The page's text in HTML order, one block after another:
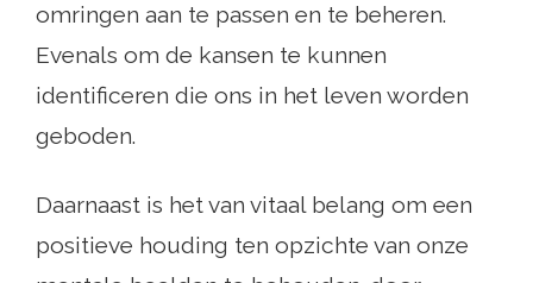
omringen aan te passen en te beheren.
Evenals om de kansen te kunnen
identificeren die ons in het leven worden
geboden.
Daarnaast is het van vitaal belang om een ​​
positieve houding ten opzichte van onze